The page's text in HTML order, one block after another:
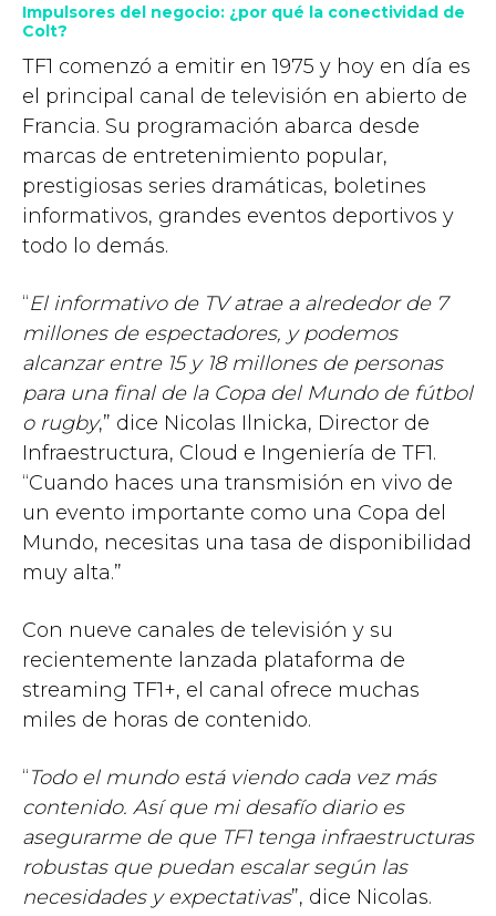
Impulsores del negocio: ¿por qué la conectividad de
Colt?
TF1 comenzó a emitir en 1975 y hoy en día es
el principal canal de televisión en abierto de
Francia. Su programación abarca desde
marcas de entretenimiento popular,
prestigiosas series dramáticas, boletines
informativos, grandes eventos deportivos y
todo lo demás.
“El informativo de TV atrae a alrededor de 7
millones de espectadores, y podemos
alcanzar entre 15 y 18 millones de personas
para una final de la Copa del Mundo de fútbol
o rugby,” dice Nicolas Ilnicka, Director de
Infraestructura, Cloud e Ingeniería de TF1.
“Cuando haces una transmisión en vivo de
un evento importante como una Copa del
Mundo, necesitas una tasa de disponibilidad
muy alta.”
Con nueve canales de televisión y su
recientemente lanzada plataforma de
streaming TF1+, el canal ofrece muchas
miles de horas de contenido.
“Todo el mundo está viendo cada vez más
contenido. Así que mi desafío diario es
asegurarme de que TF1 tenga infraestructuras
robustas que puedan escalar según las
necesidades y expectativas”, dice Nicolas.